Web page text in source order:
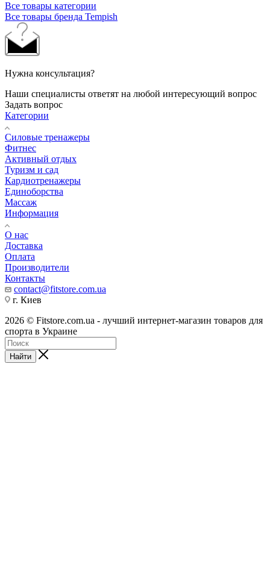
Все товары категории
Все товары бренда Tempish
Нужна консультация?
Наши специалисты ответят на любой интересующий вопрос
Задать вопрос
Категории
Силовые тренажеры
Фитнес
Активный отдых
Туризм и сад
Кардиотренажеры
Единоборства
Массаж
Информация
О нас
Доставка
Оплата
Производители
Контакты
contact@fitstore.com.ua
г. Киев
2026 © Fitstore.com.ua - лучший интернет-магазин товаров для
спорта в Украине
Найти